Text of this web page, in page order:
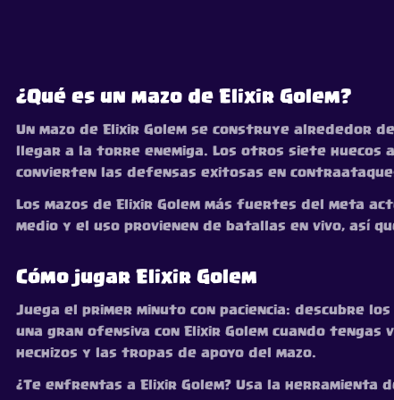
¿Qué es un mazo de Elixir Golem?
Un mazo de Elixir Golem se construye alrededor
llegar a la torre enemiga. Los otros siete huecos
convierten las defensas exitosas en
Los mazos de Elixir Golem más fuertes del meta
medio y el uso provienen de batallas en vivo, así
Cómo jugar Elixir Golem
Juega el primer minuto con paciencia: descubre
una gran ofensiva con Elixir Golem cuando
hechizos y las tropas de apoyo del mazo.
¿Te enfrentas a Elixir Golem? Usa la